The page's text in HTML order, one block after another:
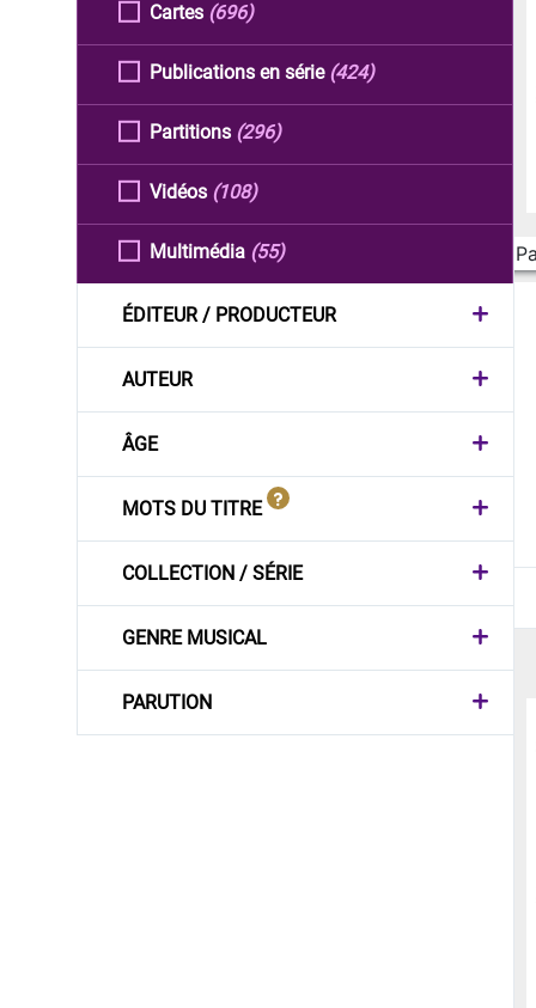
Cartes (696)
Publications en série (424)
Partitions (296)
Vidéos (108)
Multimédia (55)
ÉDITEUR / PRODUCTEUR
AUTEUR
ÂGE
MOTS DU TITRE
COLLECTION / SÉRIE
GENRE MUSICAL
PARUTION